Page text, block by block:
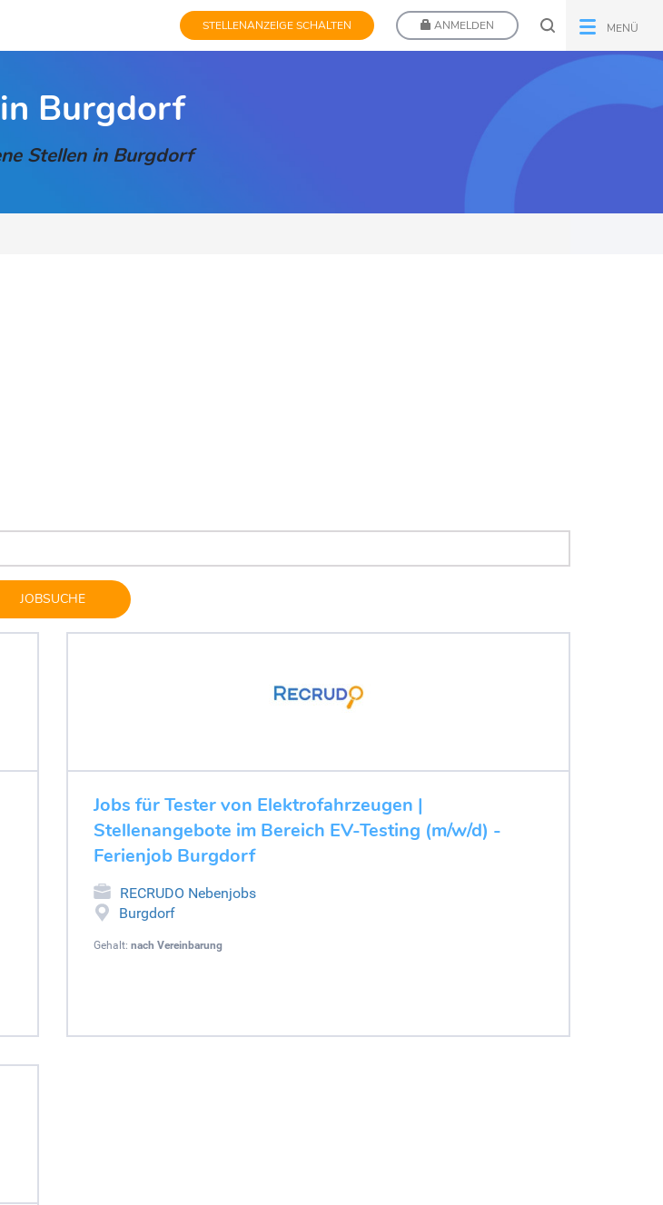
STELLENANZEIGE SCHALTEN ANMELDEN MENÜ
Burgdorf
Stellen in Burgdorf
JOBSUCHE
Jobs für Tester von Elektrofahrzeugen |
Stellenangebote im Bereich EV-Testing (m/w/d) -
Ferienjob Burgdorf
RECRUDO Nebenjobs
Burgdorf
Gehalt: nach Vereinbarung